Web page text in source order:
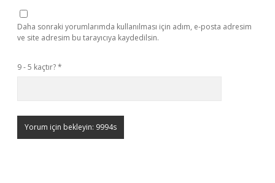
Daha sonraki yorumlarımda kullanılması için adım, e-posta adresim
ve site adresim bu tarayıcıya kaydedilsin.
9 - 5 kaçtır?*